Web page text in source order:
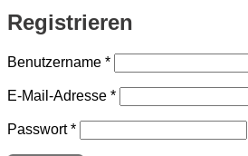
Registrieren
Benutzername *Erforderlich
E-Mail-Adresse *Erforderlich
Passwort*Erforderlich